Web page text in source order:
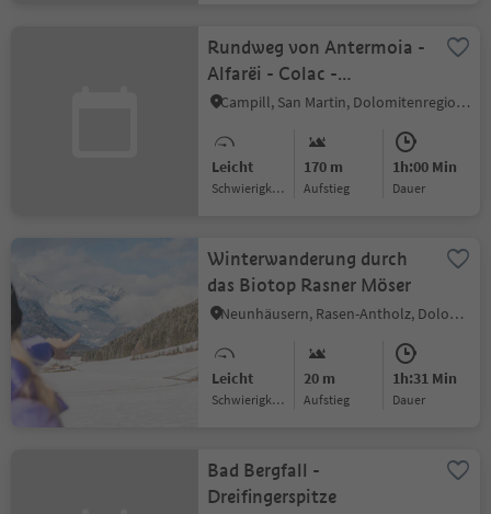
Rundweg von Antermoia -
Alfarëi - Colac -
Antermoia
Campill, San Martin, Dolomitenregion Kronplatz
Leicht
Schwierigkeitsgrad
170 m
Aufstieg
1h:00 Min
Dauer
Winterwanderung durch
das Biotop Rasner Möser
Neunhäusern, Rasen-Antholz, Dolomitenregion Kronplatz
Leicht
Schwierigkeitsgrad
20 m
Aufstieg
1h:31 Min
Dauer
Bad Bergfall -
Dreifingerspitze